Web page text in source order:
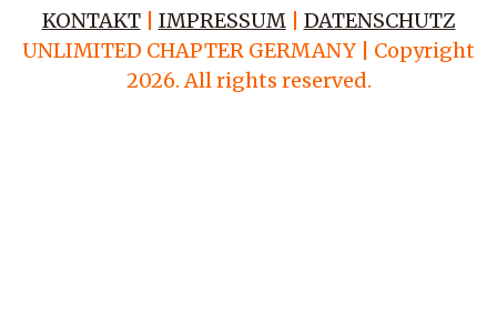
KONTAKT IMPRESSUM
DATENSCHUTZ
UNLIMITED CHAPTER GERMANY | Copyright
2026. All rights reserved.